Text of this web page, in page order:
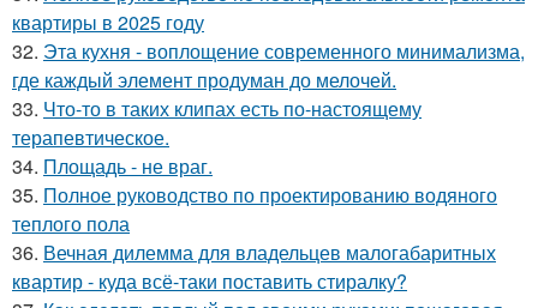
квартиры в 2025 году
32. Эта кухня - воплощение современного минимализма,
где каждый элемент продуман до мелочей.
33. Что-то в таких клипах есть по-настоящему
терапевтическое.
34. Площадь - не враг.
35. Полное руководство по проектированию водяного
теплого пола
36. Вечная дилемма для владельцев малогабаритных
квартир - куда всё-таки поставить стиралку?